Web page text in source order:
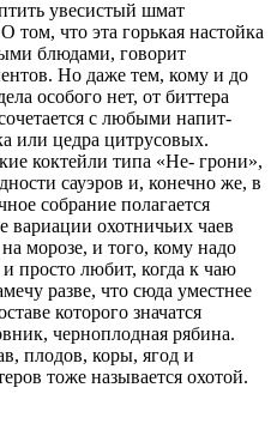
увесистый шмат
том, что эта горькая настойка
блюдами, го­ворит
Но даже тем, кому и до
особого нет, от биттера
с любыми напит­
или цедра цитрусовых.
коктейли типа «Не- грони»,
сауэров и, конеч­но же, в
собрание полагается
вариации охотничьих чаев
морозе, и того, кому надо
и просто любит, когда к чаю
разве, что сюда уместнее
которого значатся
черноплодная рябина.
плодов, коры, ягод и
тоже называет­ся охотой.